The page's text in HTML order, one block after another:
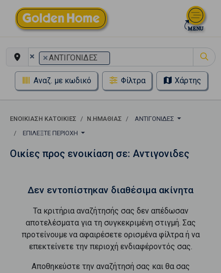
× ×ΑΝΤΙΓΟΝΙΔΕΣ
Αναζ. με κωδικό Φίλτρα Χάρτης
ΕΝΟΙΚΊΑΣΗ ΚΑΤΟΙΚΊΕΣ Ν.ΗΜΑΘΙΑΣ
ΑΝΤΙΓΟΝΙΔΕΣ
ΕΠΙΛΈΞΤΕ ΠΕΡΙΟΧΉ
Οικίες προς ενοικίαση σε: Αντιγονιδες
Δεν εντοπίστηκαν διαθέσιμα ακίνητα
Τα κριτήρια αναζήτησής σας δεν απέδωσαν
αποτελέσματα για τη συγκεκριμένη στιγμή. Σας
προτείνουμε να αφαιρέσετε ορισμένα φίλτρα ή να
επεκτείνετε την περιοχή ενδιαφέροντός σας.
Αποθηκεύστε την αναζήτησή σας και θα σας